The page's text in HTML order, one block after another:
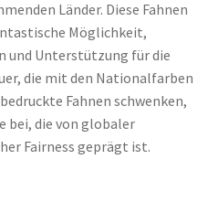
Länder. Diese Fahnen
Möglichkeit,
und Unterstützung für die
die mit den Nationalfarben
Fahnen schwenken,
bei, die von globaler
Fairness geprägt ist.